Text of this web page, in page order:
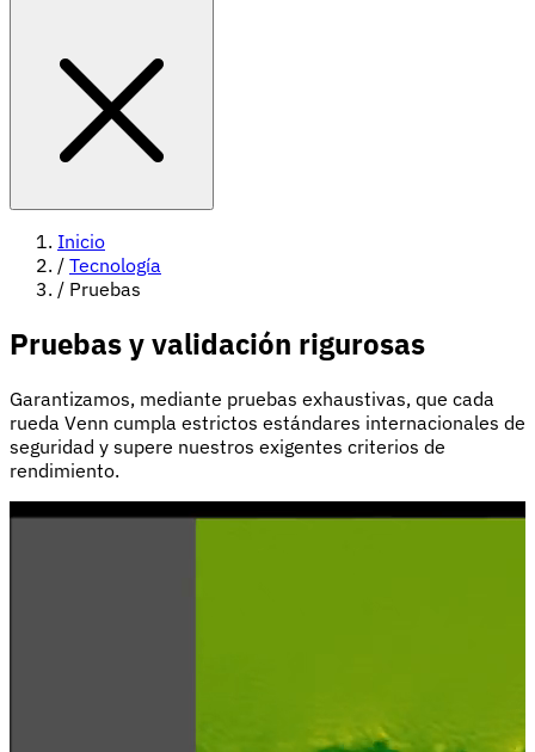
Inicio
/ Tecnología
/ Pruebas
Pruebas y validación rigurosas
Garantizamos, mediante pruebas exhaustivas, que cada
rueda Venn cumpla estrictos estándares internacionales de
seguridad y supere nuestros exigentes criterios de
rendimiento.